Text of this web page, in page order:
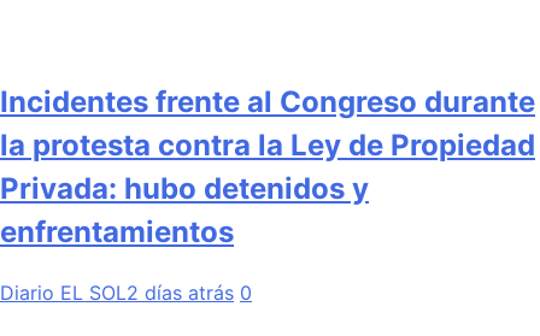
Incidentes frente al Congreso durante
la protesta contra la Ley de Propiedad
Privada: hubo detenidos y
enfrentamientos
Diario EL SOL2 días atrás 0